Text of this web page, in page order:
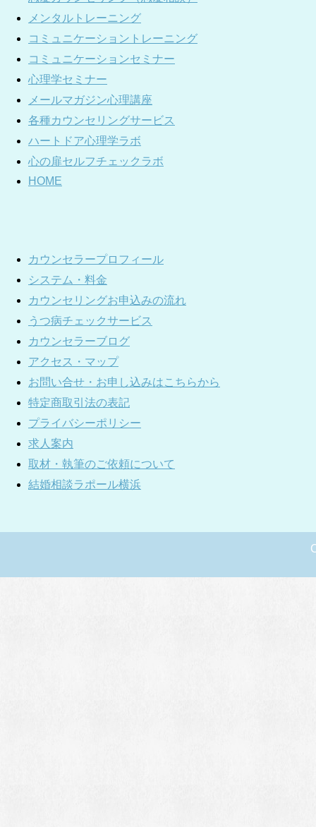
メンタルトレーニング
コミュニケーショントレーニング
コミュニケーションセミナー
心理学セミナー
メールマガジン心理講座
各種カウンセリングサービス
ハートドア心理学ラボ
心の扉セルフチェックラボ
HOME
カウンセラープロフィール
システム・料金
カウンセリングお申込みの流れ
うつ病チェックサービス
カウンセラーブログ
アクセス・マップ
お問い合せ・お申し込みはこちらから
特定商取引法の表記
プライバシーポリシー
求人案内
取材・執筆のご依頼について
結婚相談ラポール横浜